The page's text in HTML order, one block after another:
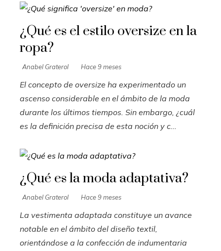
¿Qué es el estilo oversize en la
ropa?
Anabel Graterol Hace 9 meses
El concepto de oversize ha experimentado un
ascenso considerable en el ámbito de la moda
durante los últimos tiempos. Sin embargo, ¿cuál
es la definición precisa de esta noción y c...
¿Qué es la moda adaptativa?
Anabel Graterol Hace 9 meses
La vestimenta adaptada constituye un avance
notable en el ámbito del diseño textil,
orientándose a la confección de indumentaria